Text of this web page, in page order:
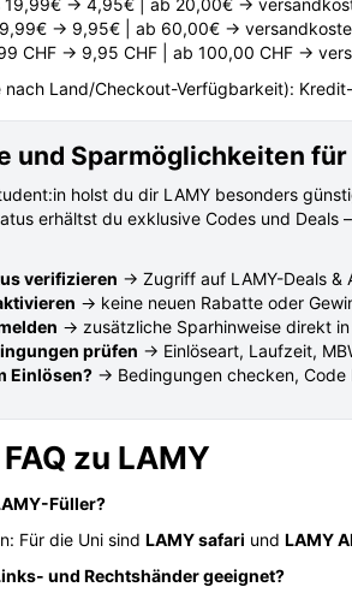
→ 9,95€ | ab 60,00€ →
CHF → 9,95 CHF | ab 100,00 CHF →
nach Land/Checkout-Verfügbarkeit):
und Sparmöglichkeiten
holst du dir LAMY besonders
erhältst du exklusive Codes und Deals
verifizieren → Zugriff auf LAMY-Deals &
→ keine neuen Rabatte oder
→ zusätzliche Sparhinweise direkt
prüfen → Einlöseart, Laufzeit,
Einlösen? → Bedingungen checken,
zu LAMY
Füller?
Für die Uni sind LAMY safari und LAMY
und Rechtshänder geeignet?